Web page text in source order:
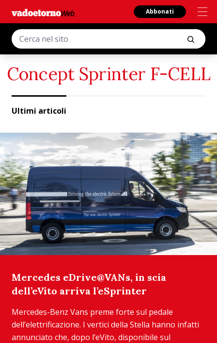
Abbonati
Concept Sprinter F-CELL
Ultimi articoli
Mercedes eDrive@VANs, in scia
dell’eVito arriva l’eSprinter
Mercedes-Benz Vans preme forte sul pedale
dell’elettrificazione. I vertici della Stella hanno infatti
annunciato che, dopo l’eVito, disponibile sul